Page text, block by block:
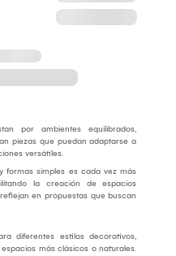
por ambientes equilibrados,
piezas que puedan adaptarse a
versátiles.
formas simples es cada vez más
la creación de espacios
en propuestas que buscan
diferentes estilos decorativos,
más clásicos o naturales.